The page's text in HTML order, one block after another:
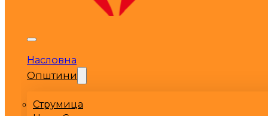
Насловна
Општини
Струмица